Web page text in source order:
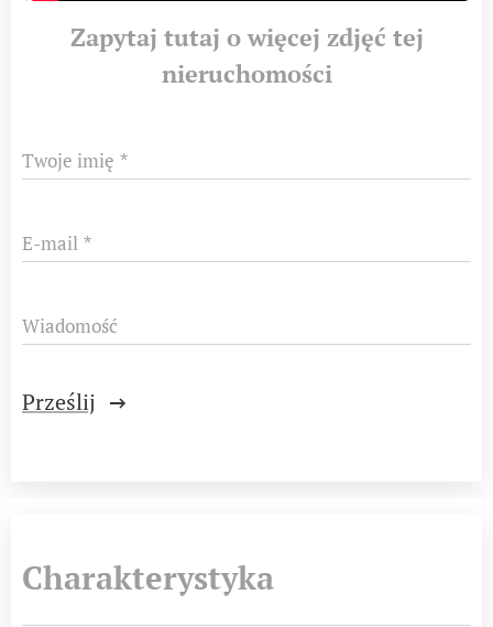
Zapytaj tutaj o więcej zdjęć tej
nieruchomości
Twoje imię
E-mail
Wiadomość
Prześlij
Charakterystyka